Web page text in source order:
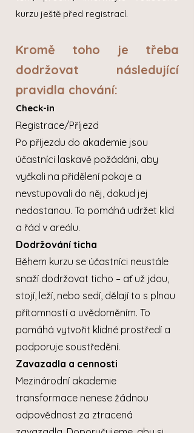
kurzu ještě před registrací.
Kromě toho je třeba
dodržovat následující
pravidla chování:
Check-in
Registrace/Příjezd
Po příjezdu do akademie jsou
účastníci laskavě požádáni, aby
vyčkali na přidělení pokoje a
nevstupovali do něj, dokud jej
nedostanou. To pomáhá udržet klid
a řád v areálu.
Dodržování ticha
Během kurzu se účastníci neustále
snaží dodržovat ticho – ať už jdou,
stojí, leží, nebo sedí, dělají to s plnou
přítomností a uvědoměním. To
pomáhá vytvořit klidné prostředí a
podporuje soustředění.
Zavazadla a cennosti
Mezinárodní akademie
transformace nenese žádnou
odpovědnost za ztracená